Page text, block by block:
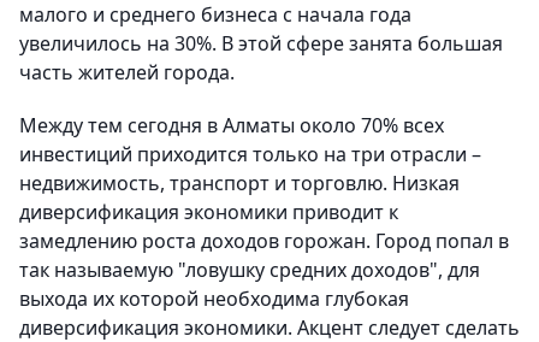
малого и среднего бизнеса с начала года
увеличилось на 30%. В этой сфере занята большая
часть жителей города.
Между тем сегодня в Алматы около 70% всех
инвестиций приходится только на три отрасли –
недвижимость, транспорт и торговлю. Низкая
диверсификация экономики приводит к
замедлению роста доходов горожан. Город попал в
так называемую "ловушку средних доходов", для
выхода их которой необходима глубокая
диверсификация экономики. Акцент следует сделать